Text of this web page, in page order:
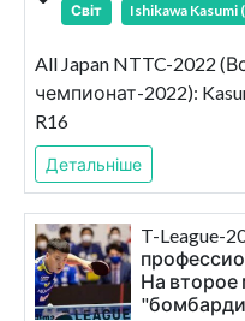
Світ
Ishikawa Kasumi
All Japan NTTC-2022
чемпионат-2022):
R16
Детальніше
T-League-
На второе